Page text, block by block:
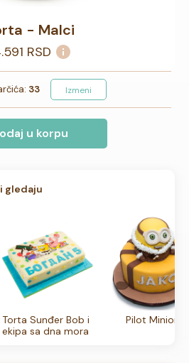
- Malci
RSD
33 Izmeni
u korpu
gledaju
Torta Sunđer Bob i
ekipa sa dna mora
Pilot Minion